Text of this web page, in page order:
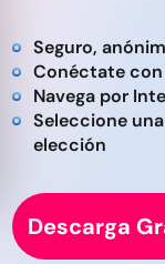
Seguro,
Conéctate
Navega por
Seleccione
elección
Descarga